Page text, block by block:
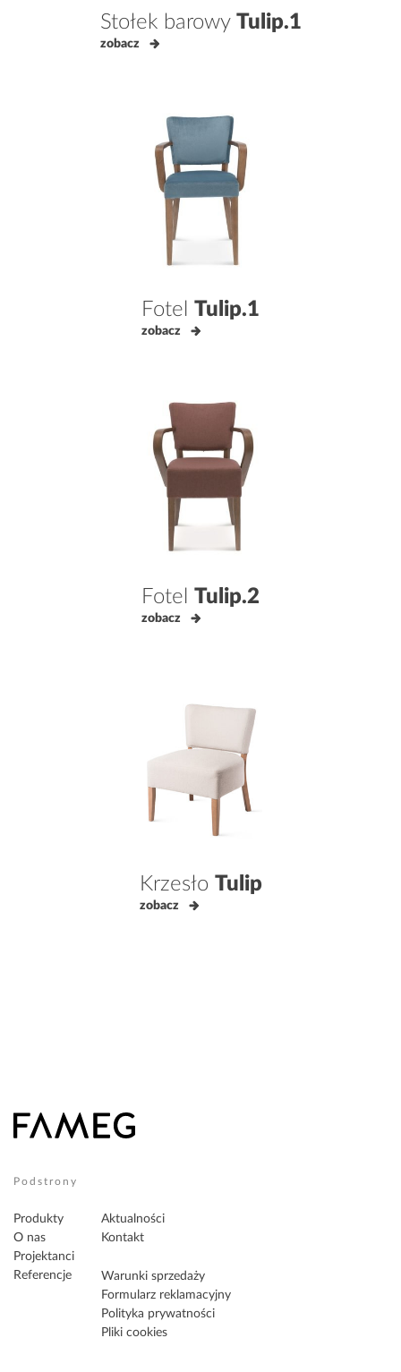
Stołek barowy Tulip.1
zobacz
Fotel Tulip.1
zobacz
Fotel Tulip.2
zobacz
Krzesło Tulip
zobacz
Podstrony
Produkty
O nas
Projektanci
Referencje
Aktualności
Kontakt
Warunki sprzedaży
Formularz reklamacyjny
Polityka prywatności
Pliki cookies